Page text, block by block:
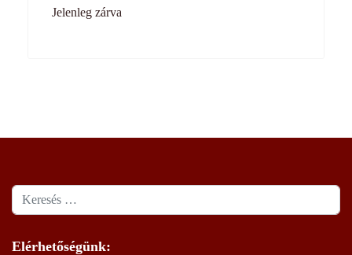
Jelenleg zárva
Keresés
Elérhetőségünk: